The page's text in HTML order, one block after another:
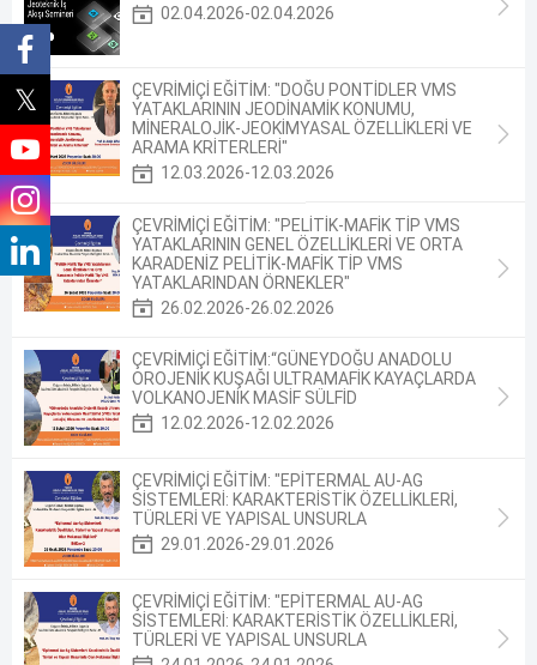
02.04.2026-02.04.2026
ÇEVRİMİÇİ EĞİTİM: "DOĞU PONTİDLER VMS
YATAKLARININ JEODİNAMİK KONUMU,
MİNERALOJİK-JEOKİMYASAL ÖZELLİKLERİ VE
ARAMA KRİTERLERİ"
12.03.2026-12.03.2026
ÇEVRİMİÇİ EĞİTİM: "PELİTİK-MAFİK TİP VMS
YATAKLARININ GENEL ÖZELLİKLERİ VE ORTA
KARADENİZ PELİTİK-MAFİK TİP VMS
YATAKLARINDAN ÖRNEKLER"
26.02.2026-26.02.2026
ÇEVRİMİÇİ EĞİTİM:“GÜNEYDOĞU ANADOLU
OROJENİK KUŞAĞI ULTRAMAFİK KAYAÇLARDA
VOLKANOJENİK MASİF SÜLFİD
12.02.2026-12.02.2026
ÇEVRİMİÇİ EĞİTİM: "EPİTERMAL AU-AG
SİSTEMLERİ: KARAKTERİSTİK ÖZELLİKLERİ,
TÜRLERİ VE YAPISAL UNSURLA
29.01.2026-29.01.2026
ÇEVRİMİÇİ EĞİTİM: "EPİTERMAL AU-AG
SİSTEMLERİ: KARAKTERİSTİK ÖZELLİKLERİ,
TÜRLERİ VE YAPISAL UNSURLA